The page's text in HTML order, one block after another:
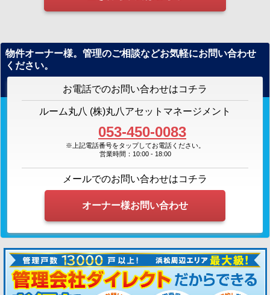
物件オーナー様。管理のご相談などお気軽にお問い合わせ
ください。
お電話でのお問い合わせはコチラ
ルーム丸八 (株)丸八アセットマネージメント
053-450-0083
※上記電話番号をタップしてお電話ください。
営業時間：10:00 - 18:00
メールでのお問い合わせはコチラ
オーナー様お問い合わせ